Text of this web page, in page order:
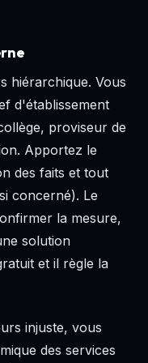
hiérarchique. Vous
d'établissement
proviseur de
Apportez le
des faits et tout
concerné). Le
la mesure,
solution
et il règle la
injuste, vous
des services